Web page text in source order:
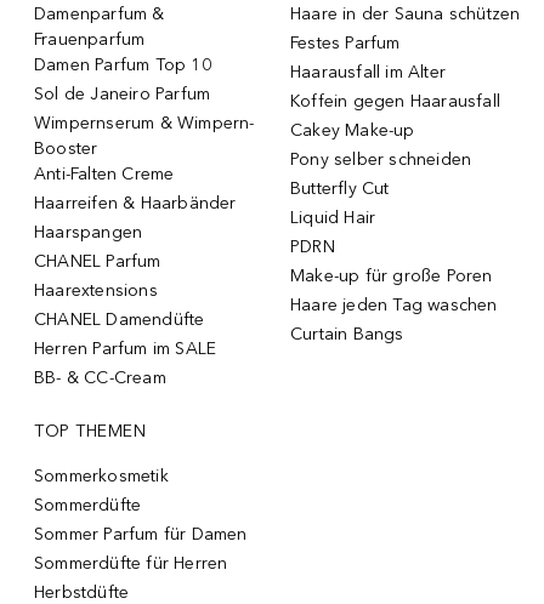
Damenparfum &
Frauenparfum
Damen Parfum Top 10
Sol de Janeiro Parfum
Wimpernserum & Wimpern-
Booster
Anti-Falten Creme
Haarreifen & Haarbänder
Haarspangen
CHANEL Parfum
Haarextensions
CHANEL Damendüfte
Herren Parfum im SALE
BB- & CC-Cream
Haare in der Sauna schützen
Festes Parfum
Haarausfall im Alter
Koffein gegen Haarausfall
Cakey Make-up
Pony selber schneiden
Butterfly Cut
Liquid Hair
PDRN
Make-up für große Poren
Haare jeden Tag waschen
Curtain Bangs
TOP THEMEN
Sommerkosmetik
Sommerdüfte
Sommer Parfum für Damen
Sommerdüfte für Herren
Herbstdüfte